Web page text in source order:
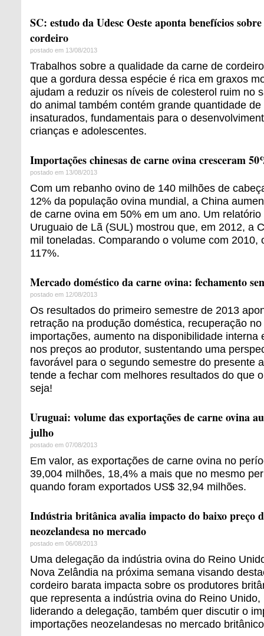
SC: estudo da Udesc Oeste aponta benefícios
cordeiro
postado em 13/08/2013
Trabalhos sobre a qualidade da carne de
que a gordura dessa espécie é rica em graxos
ajudam a reduzir os níveis de colesterol ruim no
do animal também contém grande quantidade
insaturados, fundamentais para o
crianças e adolescentes.
Importações chinesas de carne ovina cresceram
postado em 13/08/2013
Com um rebanho ovino de 140 milhões de
12% da população ovina mundial, a China
de carne ovina em 50% em um ano. Um
Uruguaio de Lã (SUL) mostrou que, em 2012, a
mil toneladas. Comparando o volume com 2010,
117%.
Mercado doméstico da carne ovina: fechamento
postado em 12/08/2013
Os resultados do primeiro semestre de 2013
retração na produção doméstica, recuperação
importações, aumento na disponibilidade interna
nos preços ao produtor, sustentando uma
favorável para o segundo semestre do presente
tende a fechar com melhores resultados do que
seja!
Uruguai: volume das exportações de carne ovina
julho
postado em 07/08/2013
Em valor, as exportações de carne ovina no
39,004 milhões, 18,4% a mais que no mesmo
quando foram exportados US$ 32,94 milhões.
Indústria britânica avalia impacto do baixo preço
neozelandesa no mercado
postado em 06/08/2013
Uma delegação da indústria ovina do Reino
Nova Zelândia na próxima semana visando
cordeiro barata impacta sobre os produtores
que representa a indústria ovina do Reino
liderando a delegação, também quer discutir o
importações neozelandesas no mercado